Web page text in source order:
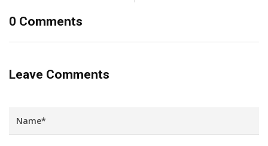
0 Comments
Leave Comments